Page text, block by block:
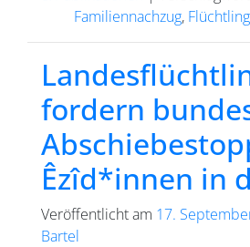
Familiennachzug,
fordern
Êzîd*innen in
Veröffentlicht am 17.
Bartel